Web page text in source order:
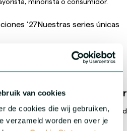
van cookies
de cookies die wij gebruiken,
verzameld worden en over je
’27Nuestras series únicas
lidera el
Crear
y plantas jóvenes de alta calidad